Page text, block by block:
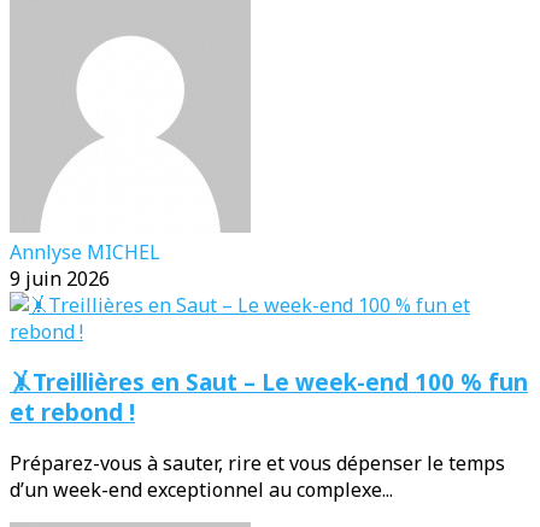
Annlyse MICHEL
9 juin 2026
🤸Treillières en Saut – Le week-end 100 % fun
et rebond !
Préparez-vous à sauter, rire et vous dépenser le temps
d’un week-end exceptionnel au complexe...